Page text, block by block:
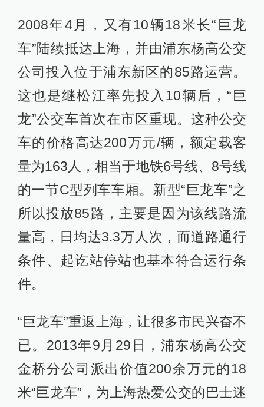
2008年4月，又有10辆18米长“巨龙
车”陆续抵达上海，并由浦东杨高公交
公司投入位于浦东新区的85路运营。
这也是继松江率先投入10辆后，“巨
龙”公交车首次在市区重现。这种公交
车的价格高达200万元/辆，额定载客
量为163人，相当于地铁6号线、8号线
的一节C型列车车厢。新型“巨龙车”之
所以投放85路，主要是因为该线路流
量高，日均达3.3万人次，而道路通行
条件、起讫站停站也基本符合运行条
件。
“巨龙车”重返上海，让很多市民兴奋不
已。2013年9月29日，浦东杨高公交
金桥分公司派出价值200余万元的18
米“巨龙车”，为上海热爱公交的巴士迷